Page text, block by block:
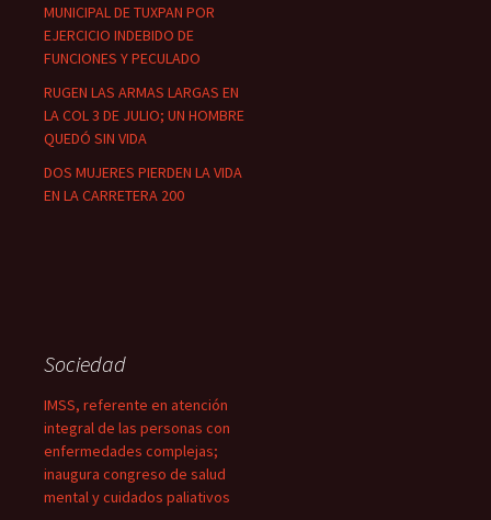
MUNICIPAL DE TUXPAN POR
EJERCICIO INDEBIDO DE
FUNCIONES Y PECULADO
RUGEN LAS ARMAS LARGAS EN
LA COL 3 DE JULIO; UN HOMBRE
QUEDÓ SIN VIDA
DOS MUJERES PIERDEN LA VIDA
EN LA CARRETERA 200
Sociedad
IMSS, referente en atención
integral de las personas con
enfermedades complejas;
inaugura congreso de salud
mental y cuidados paliativos